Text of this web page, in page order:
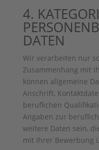
4.
DATEN
Wir verarbeiten nur
Zusammenhang mit
können allgemeine
Anschrift,
beruflichen
Angaben zur
weitere Daten sein,
mit Ihrer Bewerbung